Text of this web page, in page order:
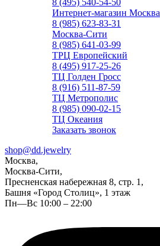
8 (495) 540-54-50
Интернет-магазин Москва
8 (985) 623-83-31
Москва-Сити
8 (985) 641-03-99
ТРЦ Европейский
8 (495) 917-25-26
ТЦ Голден Гросс
8 (916) 511-87-59
ТЦ Метрополис
8 (985) 090-02-15
ТЦ Океания
Заказать звонок
shop@dd.jewelry
Москва,
Москва-Сити,
Пресненская набережная 8, стр. 1,
Башня «Город Столиц», 1 этаж
Пн—Вс 10:00 – 22:00